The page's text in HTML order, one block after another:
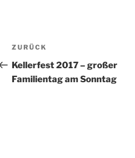
Beitragsnavigation
Vorheriger
Beitrag
ZURÜCK
Kellerfest 2017 – großer
Familientag am Sonntag